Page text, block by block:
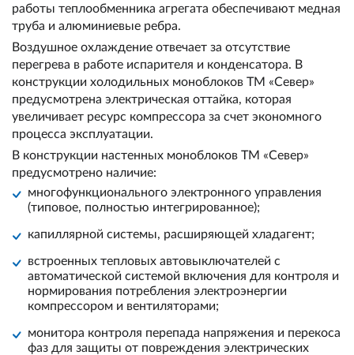
работы теплообменника агрегата обеспечивают медная
труба и алюминиевые ребра.
Воздушное охлаждение отвечает за отсутствие
перегрева в работе испарителя и конденсатора. В
конструкции холодильных моноблоков ТМ «Север»
предусмотрена электрическая оттайка, которая
увеличивает ресурс компрессора за счет экономного
процесса эксплуатации.
В конструкции настенных моноблоков ТМ «Север»
предусмотрено наличие:
многофункционального электронного управления
(типовое, полностью интегрированное);
капиллярной системы, расширяющей хладагент;
встроенных тепловых автовыключателей с
автоматической системой включения для контроля и
нормирования потребления электроэнергии
компрессором и вентиляторами;
монитора контроля перепада напряжения и перекоса
фаз для защиты от повреждения электрических